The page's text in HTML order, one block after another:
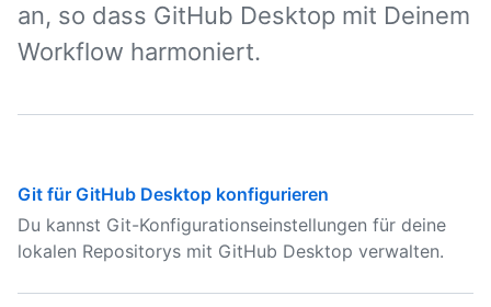
an, so dass GitHub Desktop mit Deinem
Workflow harmoniert.
Git für GitHub Desktop konfigurieren
Du kannst Git-Konfigurationseinstellungen für deine
lokalen Repositorys mit GitHub Desktop verwalten.